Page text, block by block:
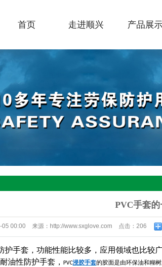
首页 走进顺兴
荣誉资质
营业执照
公司场景
光荣榜
联系我们
产品展
六防手套
耐油手套
浸塑手套
止滑手套
光面手套
粗面手套
砂面手套
颗粒手套
荧光手套
PVC手套
05 00:00 来源： http://www.sxglove.com 点击： 206
护手套，功能性能比较多，应用领域也比较广
油性防护手套，
PVC浸胶手套的胶面是由环保油和糊